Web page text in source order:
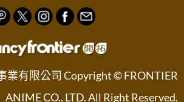
業有限公司 Copyright © FRONTIER
ANIME CO., LTD. All Right Reserved.